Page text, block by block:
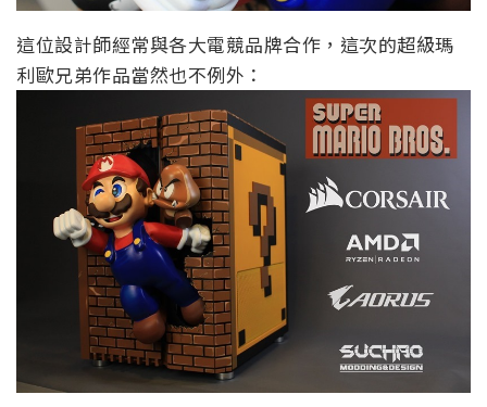
這位設計師經常與各大電競品牌合作，這次的超級瑪
利歐兄弟作品當然也不例外：